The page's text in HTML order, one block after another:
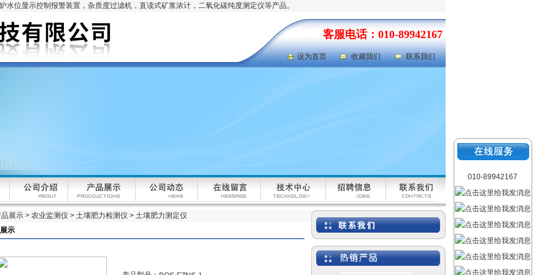
位显示控制报警装置，杂质度过滤机，直读式矿浆浓计，二氧化碳纯度测定仪等产品。
客服电话：010-89942167
设为首页 收藏我们 联系我们
展示 > 农业监测仪 > 土壤肥力检测仪 > 土壤肥力测定仪
示
型号：GFRD-812
氯气检测仪|氯气泄漏浓度
010-89942167